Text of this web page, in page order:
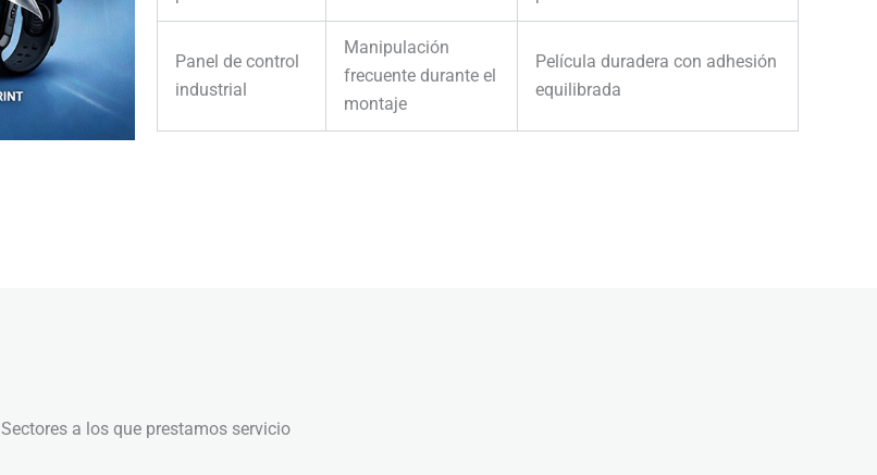
Panel de control
industrial
Manipulación
frecuente durante el
montaje
Película duradera con adhesión
equilibrada
Sectores a los que prestamos servicio